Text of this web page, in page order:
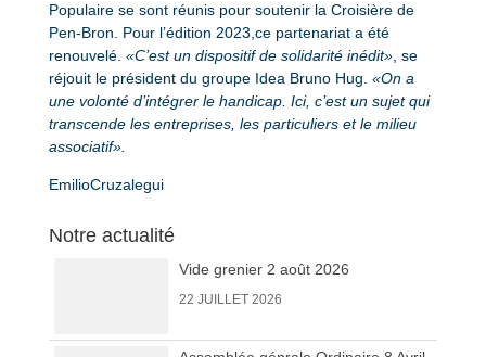
Populaire se sont réunis pour soutenir la Croisière de
Pen-Bron. Pour l’édition 2023,ce partenariat a été
renouvelé. «C’est un dispositif de solidarité inédit», se
réjouit le président du groupe Idea Bruno Hug. «On a
une volonté d’intégrer le handicap. Ici, c’est un sujet qui
transcende les entreprises, les particuliers et le milieu
associatif».
EmilioCruzalegui
Notre actualité
Assemblée génrale Ordinaire 8 Avril